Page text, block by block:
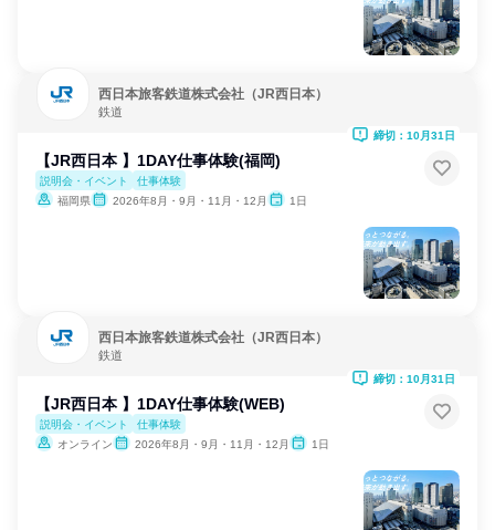
西日本旅客鉄道株式会社（JR西日本）
鉄道
【JR西日本 】1DAY仕事体験(福岡)
説明会・イベント
仕事体験
福岡県
2026年8月・9月・11月・12月 1日
締切：10月31日
西日本旅客鉄道株式会社（JR西日本）
鉄道
【JR西日本 】1DAY仕事体験(WEB)
説明会・イベント
仕事体験
オンライン
2026年8月・9月・11月・12月 1日
締切：10月31日